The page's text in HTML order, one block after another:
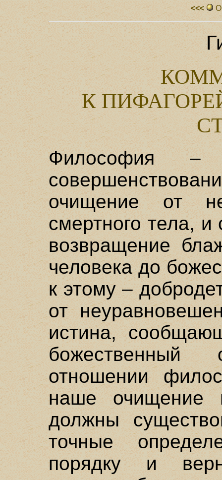
<<<
К
Философия
очищение от
смертного тела, и
возвращение
человека до
к этому –
от
истина,
отношении
наше очищение
должны
точные
порядку и